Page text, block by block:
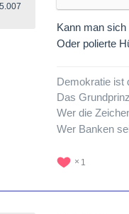
Kann man
Oder polierte
Demokratie ist
Das
Wer die
Wer Banken
1